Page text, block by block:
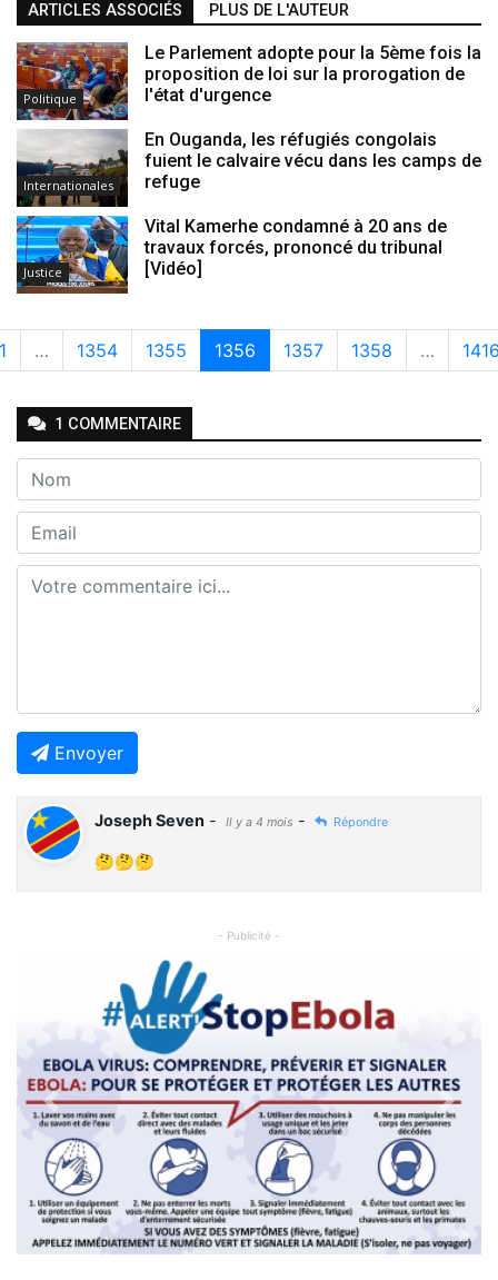
ARTICLES ASSOCIÉS PLUS DE L'AUTEUR
Politique
Le Parlement adopte pour la 5ème fois la
proposition de loi sur la prorogation de
l'état d'urgence
Internationales
En Ouganda, les réfugiés congolais
fuient le calvaire vécu dans les camps de
refuge
Justice
Vital Kamerhe condamné à 20 ans de
travaux forcés, prononcé du tribunal
[Vidéo]
… 1354 1355 1356 1357 1358 …
1 COMMENTAIRE
Envoyer
Joseph Seven - Il y a 4 mois - Répondre
🤔🤔🤔
- Publicité -
Previous Next